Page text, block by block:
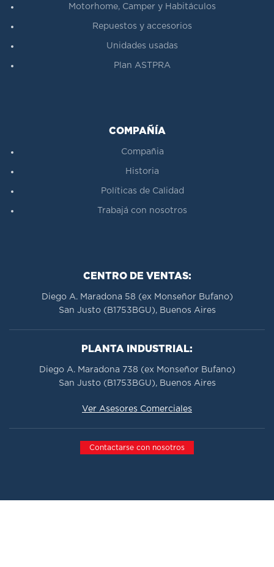
Motorhome, Camper y Habitáculos
Repuestos y accesorios
Unidades usadas
Plan ASTPRA
COMPAÑÍA
Compañia
Historia
Políticas de Calidad
Trabajá con nosotros
CENTRO DE VENTAS:
Diego A. Maradona 58 (ex Monseñor Bufano)
San Justo (B1753BGU), Buenos Aires
PLANTA INDUSTRIAL:
Diego A. Maradona 738 (ex Monseñor Bufano)
San Justo (B1753BGU), Buenos Aires
Ver Asesores Comerciales
Contactarse con nosotros